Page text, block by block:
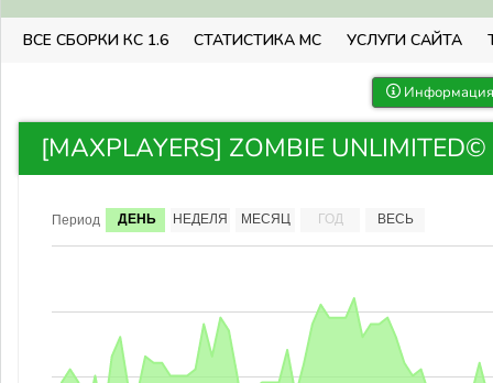
ВСЕ СБОРКИ КС 1.6 СТАТИСТИКА МС УСЛУГИ САЙТА
[MAXPLAYERS] ZOMBIE
Период ДЕНЬ НЕДЕЛЯ МЕСЯЦ ГОД ВЕСЬ